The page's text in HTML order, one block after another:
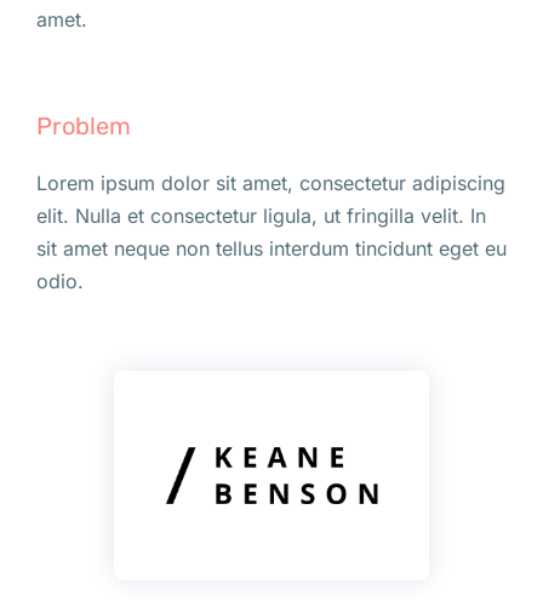
amet.
Problem
Lorem ipsum dolor sit amet, consectetur adipiscing
elit. Nulla et consectetur ligula, ut fringilla velit. In
sit amet neque non tellus interdum tincidunt eget eu
odio.